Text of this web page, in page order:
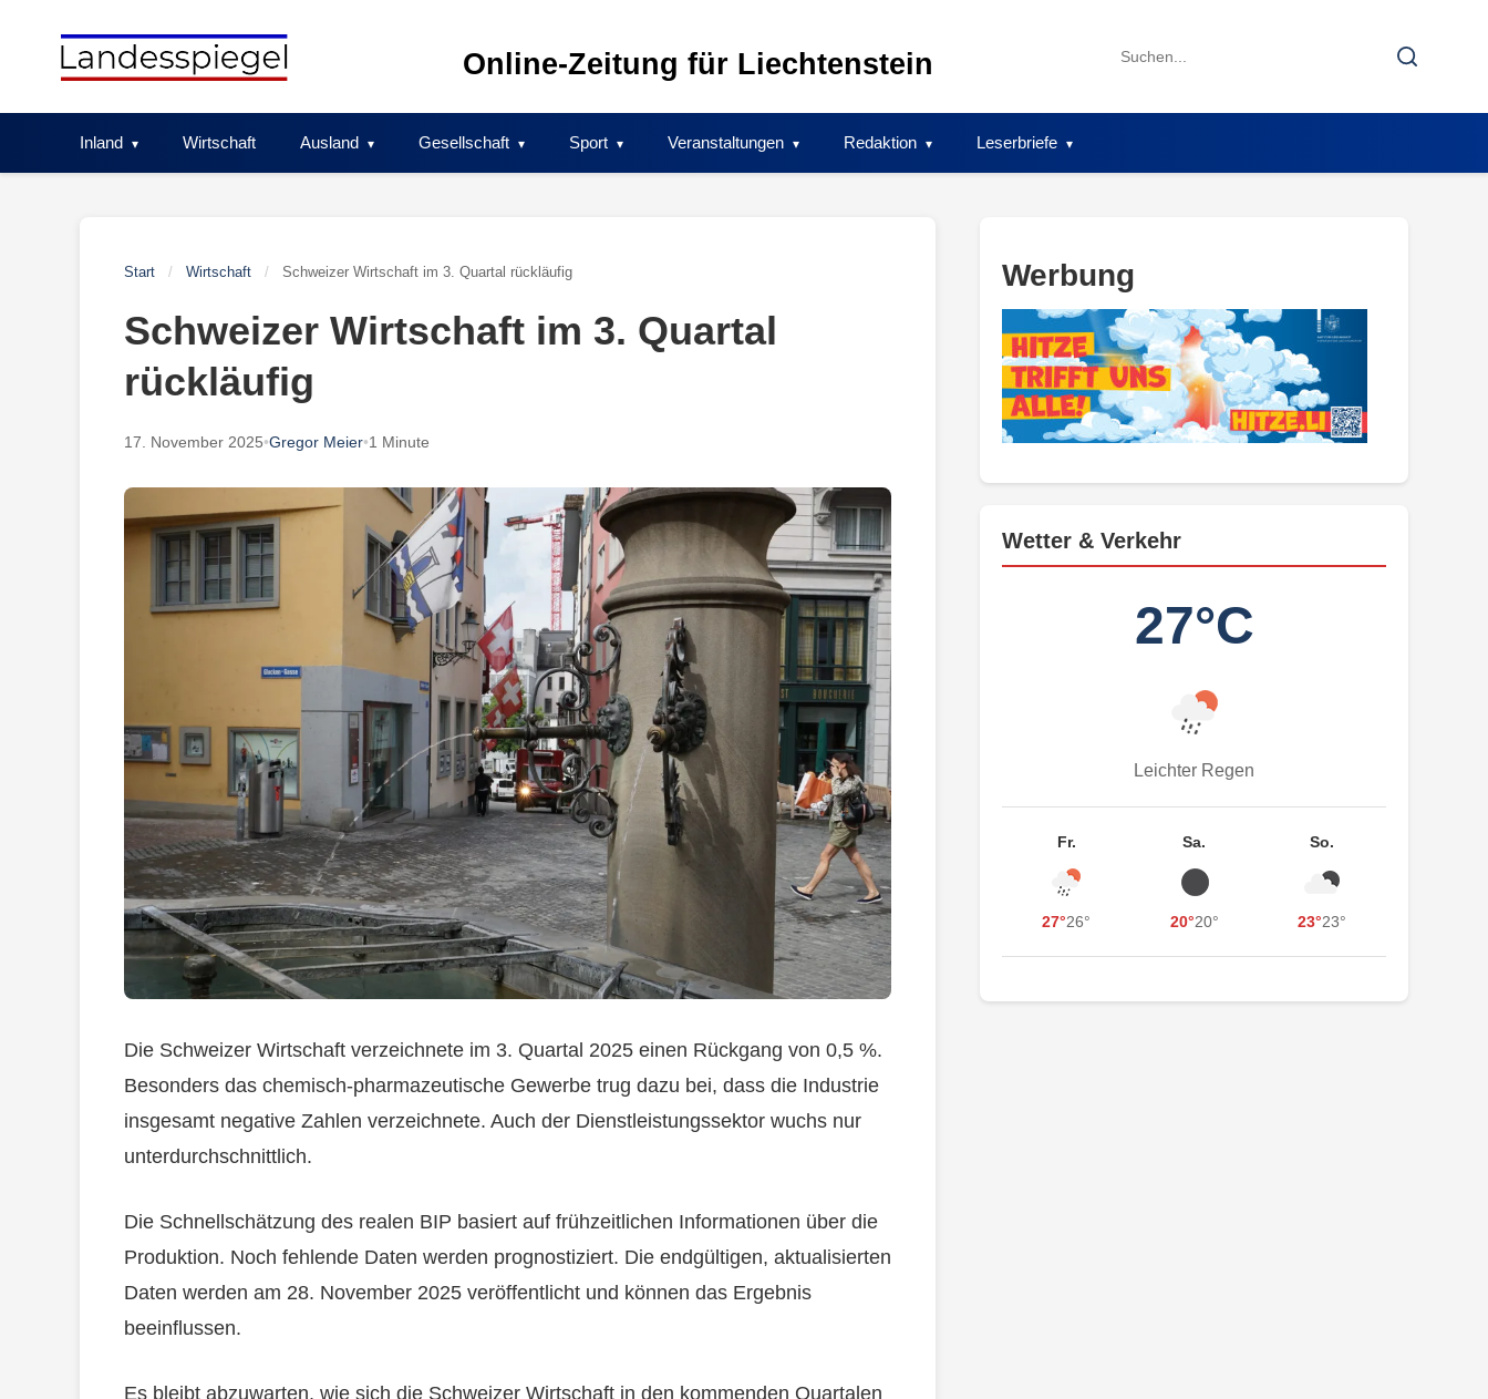
Online-Zeitung für Liechtenstein
Search
Search
Inland Wirtschaft Ausland Gesellschaft Sport Veranstaltungen Redaktion Leserbriefe
Start / Wirtschaft / Schweizer Wirtschaft im 3. Quartal rückläufig
Schweizer Wirtschaft im 3. Quartal
rückläufig
17. November 2025•Gregor Meier•1 Minute
Die Schweizer Wirtschaft verzeichnete im 3. Quartal 2025 einen Rückgang von 0,5 %.
Besonders das chemisch-pharmazeutische Gewerbe trug dazu bei, dass die Industrie
insgesamt negative Zahlen verzeichnete. Auch der Dienstleistungssektor wuchs nur
unterdurchschnittlich.
Die Schnellschätzung des realen BIP basiert auf frühzeitlichen Informationen über die
Produktion. Noch fehlende Daten werden prognostiziert. Die endgültigen, aktualisierten
Daten werden am 28. November 2025 veröffentlicht und können das Ergebnis
beeinflussen.
Es bleibt abzuwarten, wie sich die Schweizer Wirtschaft in den kommenden Quartalen
Werbung
Wetter & Verkehr
27°C
Leichter Regen
Fr.
27°26°
Sa.
20°20°
So.
23°23°